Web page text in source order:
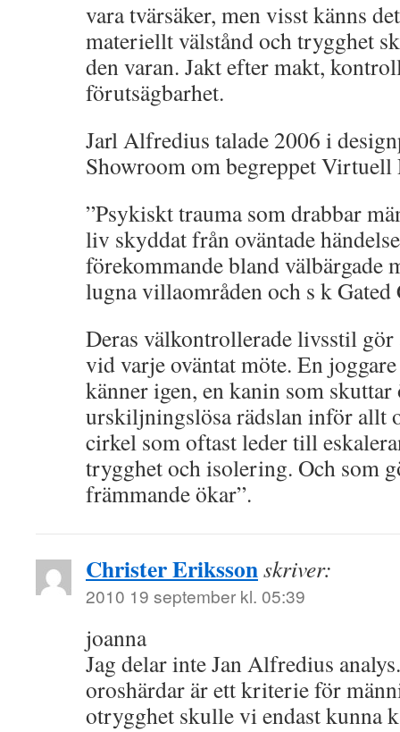
vara tvärsäker, men visst känns
materiellt välstånd och trygghet
den varan. Jakt efter makt,
förutsägbarhet.
Jarl Alfredius talade 2006 i
Showroom om begreppet Virtuell
”Psykiskt trauma som drabbar
liv skyddat från oväntade
förekommande bland välbärgade
lugna villaområden och s k
Deras välkontrollerade livsstil gör
vid varje oväntat möte. En
känner igen, en kanin som skuttar
urskiljningslösa rädslan inför allt
cirkel som oftast leder till
trygghet och isolering. Och som
främmande ökar”.
Christer Erikssonskriver:
2010 19 september kl. 05:39
joanna
Jag delar inte Jan Alfredius
oroshärdar är ett kriterie för
otrygghet skulle vi endast kunna